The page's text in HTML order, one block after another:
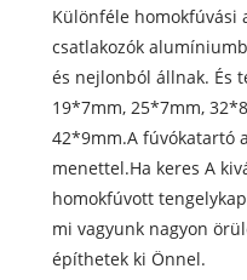
Különféle homokfúvási
csatlakozók
és nejlonból állnak. És
19*7mm, 25*7mm,
42*9mm.A fúvókatartó
menettel.Ha keres A
homokfúvott
mi vagyunk nagyon
építhetek ki Önnel.